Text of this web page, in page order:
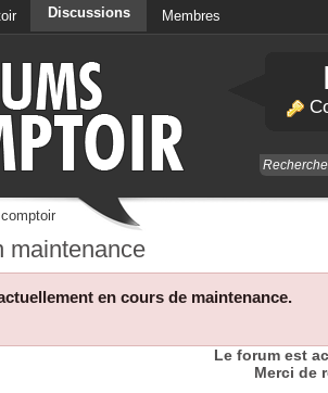
Discussions Membres
maintenance
en cours de maintenance.
Le forum est
Merci de